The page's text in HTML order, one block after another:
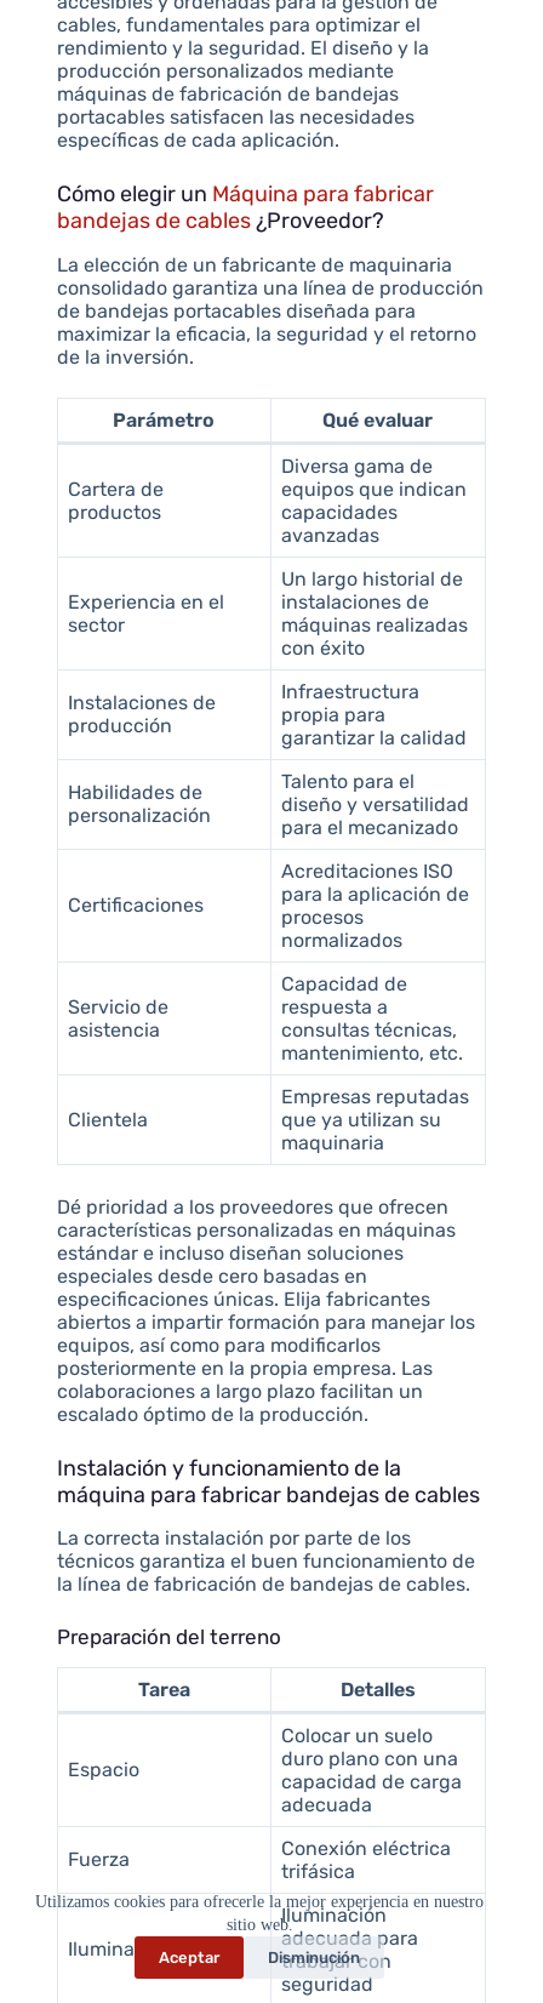
Utilizamos cookies para ofrecerle la mejor experiencia en nuestro
sitio web.
Aceptar
Disminución
cables, fundamentales para optimizar el
rendimiento y la seguridad. El diseño y la
producción personalizados mediante
máquinas de fabricación de bandejas
portacables satisfacen las necesidades
específicas de cada aplicación.
Cómo elegir un Máquina para fabricar
bandejas de cables¿Proveedor?
La elección de un fabricante de maquinaria
consolidado garantiza una línea de producción
de bandejas portacables diseñada para
maximizar la eficacia, la seguridad y el retorno
de la inversión.
Parámetro Qué evaluar
Cartera de
productos
Diversa gama de
equipos que indican
capacidades
avanzadas
Experiencia en el
sector
Un largo historial de
instalaciones de
máquinas realizadas
con éxito
Instalaciones de
producción
Infraestructura
propia para
garantizar la calidad
Habilidades de
personalización
Talento para el
diseño y versatilidad
para el mecanizado
Certificaciones
Acreditaciones ISO
para la aplicación de
procesos
normalizados
Servicio de
asistencia
Capacidad de
respuesta a
consultas técnicas,
mantenimiento, etc.
Clientela
Empresas reputadas
que ya utilizan su
maquinaria
Dé prioridad a los proveedores que ofrecen
características personalizadas en máquinas
estándar e incluso diseñan soluciones
especiales desde cero basadas en
especificaciones únicas. Elija fabricantes
abiertos a impartir formación para manejar los
equipos, así como para modificarlos
posteriormente en la propia empresa. Las
colaboraciones a largo plazo facilitan un
escalado óptimo de la producción.
Instalación y funcionamiento de la
máquina para fabricar bandejas de cables
La correcta instalación por parte de los
técnicos garantiza el buen funcionamiento de
la línea de fabricación de bandejas de cables.
Preparación del terreno
Tarea Detalles
Espacio
Colocar un suelo
duro plano con una
capacidad de carga
adecuada
Fuerza
Conexión eléctrica
trifásica
Iluminación
Iluminación
adecuada para
trabajar con
seguridad